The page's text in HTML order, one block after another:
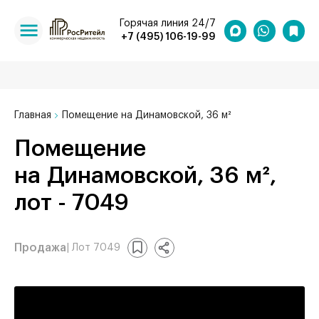
+7 (495) 106-19-99
Горячая линия 24/7
Главная Помещение на Динамовской, 36 м²
Помещение
на Динамовской, 36 м²,
лот - 7049
Продажа | Лот 7049